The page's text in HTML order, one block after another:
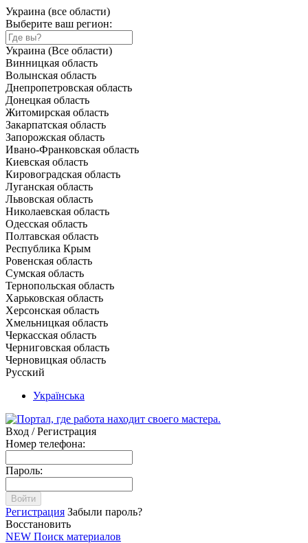
Украина (все области)
Выберите ваш регион:
Украина (Все области)
Винницкая область
Волынская область
Днепропетровская область
Донецкая область
Житомирская область
Закарпатская область
Запорожская область
Ивано-Франковская область
Киевская область
Кировоградская область
Луганская область
Львовская область
Николаевская область
Одесская область
Полтавская область
Республика Крым
Ровенская область
Сумская область
Тернопольская область
Харьковская область
Херсонская область
Хмельницкая область
Черкасская область
Черниговская область
Черновицкая область
Русский
Українська
Вход / Регистрация
Номер телефона:
Пароль:
Войти
Регистрация Забыли пароль?
Восстановить
NEW Поиск материалов